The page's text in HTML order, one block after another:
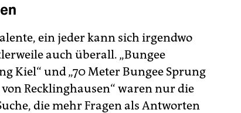
ein jeder kann sich irgendwo
auch überall. „Bungee
Kiel“ und „70 Meter Bungee Sprung
Recklinghausen“ waren nur die
die mehr Fragen als Antworten